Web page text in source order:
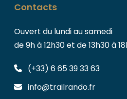
Contacts
Ouvert du lundi au samedi
de 9h à 12h30 et de 13h30 à
(+33) 6 65 39 33 63
info@trailrando.fr